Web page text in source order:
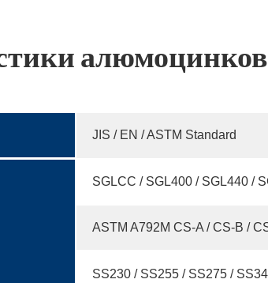
JIS / EN / ASTM Standard
SGLCC / SGL400 / SGL440 /
ASTM A792M CS-A / CS-B /
SS230 / SS255 / SS275 /